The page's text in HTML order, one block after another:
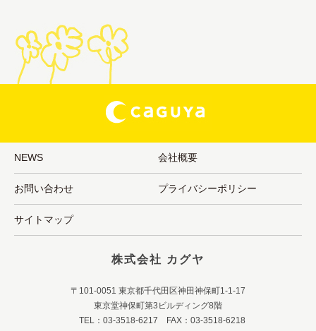
NEWS 会社概要
お問い合わせ プライバシーポリシー
サイトマップ
株式会社 カグヤ
〒101-0051 東京都千代田区神田神保町1-1-17
東京堂神保町第3ビルディング8階
TEL：03-3518-6217 FAX：03-3518-6218